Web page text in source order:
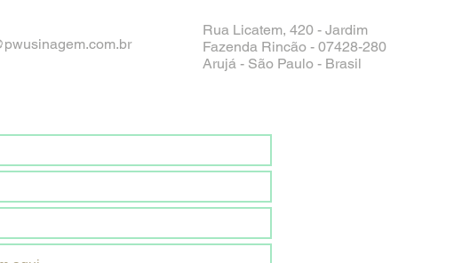
Rua Licatem, 420 - Jardim
Fazenda Rincão - 07428-280
Arujá - São Paulo - Brasil